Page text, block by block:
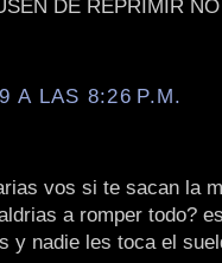
DE REPRIMIR
A LAS 8:26 P.M.
vos si te sacan la
a romper todo?
y nadie les toca el